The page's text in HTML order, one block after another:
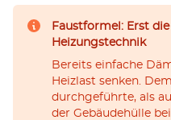
Faustformel: Erst
Heizungstechnik
Bereits ein­fa­che
Heiz­last sen­ken.
durch­ge­führ­te, als
der Gebäu­de­hül­le